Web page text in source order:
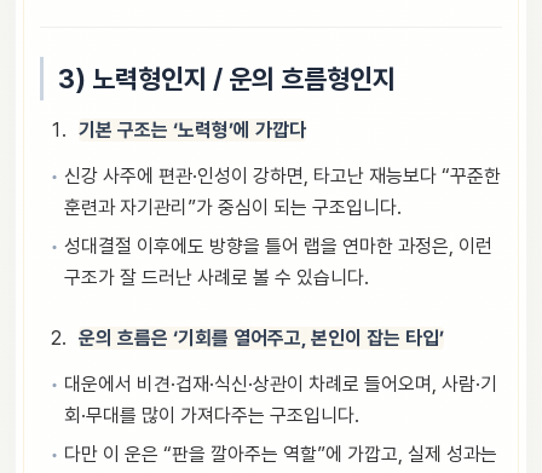
3) 노력형인지 / 운의 흐름형인지
기본 구조는 ‘노력형’에 가깝다
신강 사주에 편관·인성이 강하면, 타고난 재능보다 “꾸준한
훈련과 자기관리”가 중심이 되는 구조입니다.
성대결절 이후에도 방향을 틀어 랩을 연마한 과정은, 이런
구조가 잘 드러난 사례로 볼 수 있습니다.
운의 흐름은 ‘기회를 열어주고, 본인이 잡는 타입’
대운에서 비견·겁재·식신·상관이 차례로 들어오며, 사람·기
회·무대를 많이 가져다주는 구조입니다.
다만 이 운은 “판을 깔아주는 역할”에 가깝고, 실제 성과는